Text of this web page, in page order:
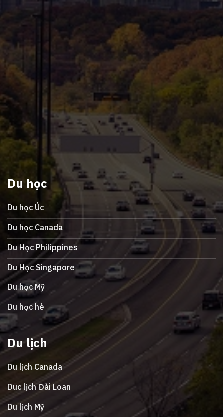
Du học
Du học Úc
Du học Canada
Du Học Philippines
Du Học Singapore
Du học Mỹ
Du học hè
Du lịch
Du lịch Canada
Duc lịch Đài Loan
Du lịch Mỹ